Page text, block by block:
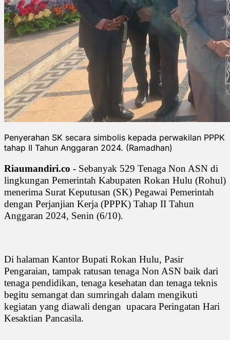
Penyerahan SK secara simbolis kepada perwakilan PPPK
tahap II Tahun Anggaran 2024. (Ramadhan)
Riaumandiri.co - Sebanyak 529 Tenaga Non ASN di
lingkungan Pemerintah Kabupaten Rokan Hulu (Rohul)
menerima Surat Keputusan (SK) Pegawai Pemerintah
dengan Perjanjian Kerja (PPPK) Tahap II Tahun
Anggaran 2024, Senin (6/10).
Di halaman Kantor Bupati Rokan Hulu, Pasir
Pengaraian, tampak ratusan tenaga Non ASN baik dari
tenaga pendidikan, tenaga kesehatan dan tenaga teknis
begitu semangat dan sumringah dalam mengikuti
kegiatan yang diawali dengan upacara Peringatan Hari
Kesaktian Pancasila.